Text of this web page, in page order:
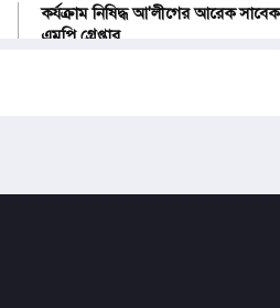
কর্যক্রাম নিষিদ্ধ আ'লীগের আরেক সাবেক
এমপি গ্রেপ্তার
আন্দোলন সফল : প্রধানমন্ত্রী